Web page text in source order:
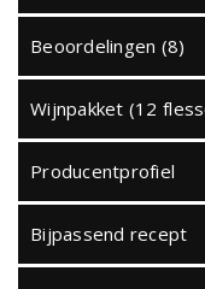
Beoordelingen (8)
Wijnpakket (12
Producentprofiel
Bijpassend recept